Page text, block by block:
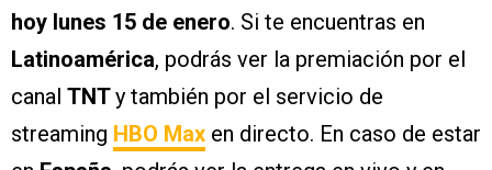
hoy lunes 15 de enero. Si te encuentras en
Latinoamérica, podrás ver la premiación por el
canal TNTy también por el servicio de
streaming HBO Max en directo. En caso de estar